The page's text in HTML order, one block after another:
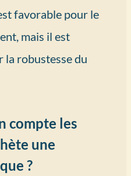
favorable pour le
mais il est
la robustesse du
compte les
une
?